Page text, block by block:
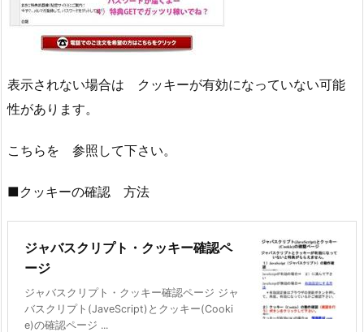
表示されない場合は クッキーが有効になっていない可能
性があります。
こちらを 参照して下さい。
■クッキーの確認 方法
ジャバスクリプト・クッキー確認ペ
ージ
ジャバスクリプト・クッキー確認ページ ジャ
バスクリプト(JaveScript)とクッキー(Cooki
e)の確認ページ ...